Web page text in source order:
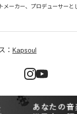
メーカー、プロデューサーと
： Kapsoul